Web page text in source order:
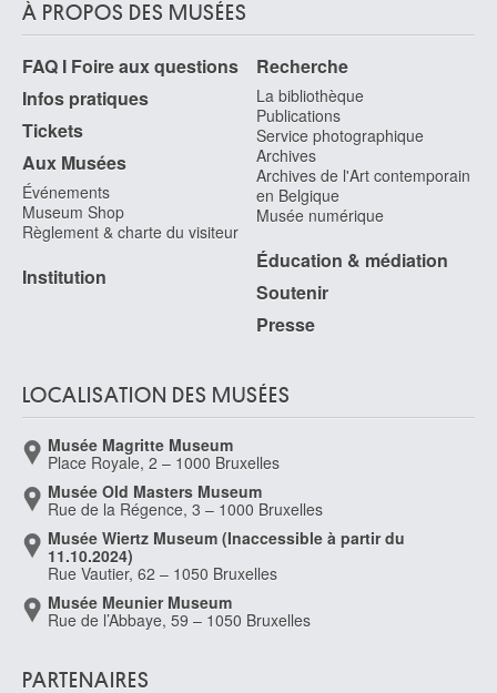
À PROPOS DES MUSÉES
FAQ I Foire aux questions
Infos pratiques
Tickets
Aux Musées
Événements
Museum Shop
Règlement & charte du visiteur
Institution
Recherche
La bibliothèque
Publications
Service photographique
Archives
Archives de l'Art contemporain
en Belgique
Musée numérique
Éducation & médiation
Soutenir
Presse
LOCALISATION DES MUSÉES
Musée Magritte Museum
Place Royale, 2 – 1000 Bruxelles
Musée Old Masters Museum
Rue de la Régence, 3 – 1000 Bruxelles
Musée Wiertz Museum (Inaccessible à partir du
11.10.2024)
Rue Vautier, 62 – 1050 Bruxelles
Musée Meunier Museum
Rue de l’Abbaye, 59 – 1050 Bruxelles
PARTENAIRES